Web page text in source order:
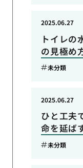
トイレの
の見極め
2025.06.27
未分類
ひと工夫
命を延ば
2025.06.27
未分類